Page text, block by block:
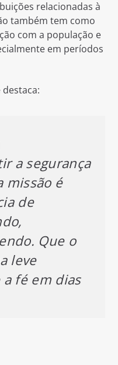
relacionadas à
também tem como
com a população e
em períodos
a segurança
missão é
de
Que o
leve
fé em dias